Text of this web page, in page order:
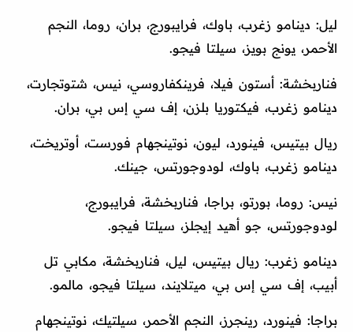
ليل: دينامو زغرب، باوك، فرايبورج، بران، روما، النجم
الأحمر، يونج بويز، سيلتا فيجو.
فناربخشة: أستون فيلا، فرينكفاروسي، نيس، شتوتجارت،
دينامو زغرب، فيكتوريا بلزن، إف سي إس بي، بران.
ريال بيتيس، فينورد، ليون، نوتينجهام فورست، أوتريخت،
دينامو زغرب، باوك، لودوجورتس، جينك.
نيس: روما، بورتو، براجا، فناربخشة، فرايبورج،
لودوجورتس، جو أهيد إيجلز، سيلتا فيجو.
دينامو زغرب: ريال بيتيس، ليل، فناربخشة، مكابي تل
أبيب، إف سي إس بي، ميتلايند، سيلتا فيجو، مالمو.
براجا: فينورد، رينجرز، النجم الأحمر، سيلتيك، نوتينجهام